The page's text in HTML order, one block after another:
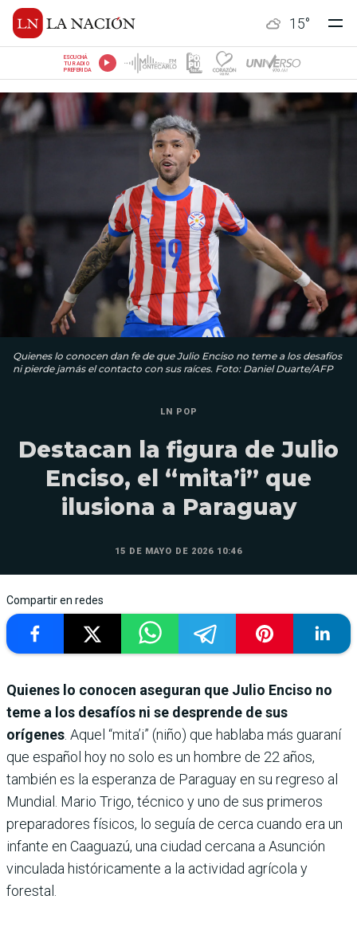
15°
ESCUCHÁ
TU RADIO
PREFERIDA
Quienes lo conocen dan fe de que Julio Enciso no teme a los desafíos
ni pierde jamás el contacto con sus raíces. Foto: Daniel Duarte/AFP
LN POP
Destacan la figura de Julio
Enciso, el “mita’i” que
ilusiona a Paraguay
15 DE MAYO DE 2026 10:46
Compartir en redes
Quienes lo conocen aseguran que Julio Enciso no
teme a los desafíos ni se desprende de sus
orígenes . Aquel “mita’i” (niño) que hablaba más guaraní
que español hoy no solo es un hombre de 22 años,
también es la esperanza de Paraguay en su regreso al
Mundial. Mario Trigo, técnico y uno de sus primeros
preparadores físicos, lo seguía de cerca cuando era un
infante en Caaguazú, una ciudad cercana a Asunción
vinculada históricamente a la actividad agrícola y
forestal.